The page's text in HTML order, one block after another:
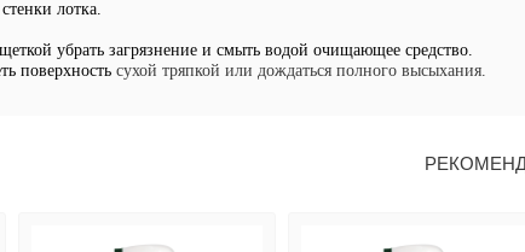
лотка.
убрать загрязнение и смыть водой очищающее средство.
поверхность сухой тряпкой или дождаться полного высыхания.